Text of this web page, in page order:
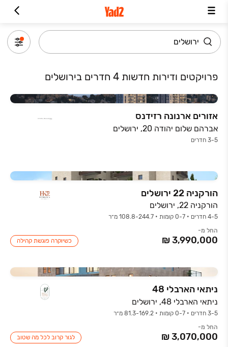
פרויקטים ודירות חדשות 4 חדרים בירושלים
אזורים ארנונה רזידנס
אברהם שלום יהודה 20, ירושלים
3-5 חדרים
הורקניה 22 ירושלים
הורקניה 22, ירושלים
4-5 חדרים • 0-7 קומות • 108.8-244.7 מ״ר
החל מ-
כשיוקרה פוגשת קהילה
ניתאי הארבלי 48
ניתאי הארבלי 48, ירושלים
3-5 חדרים • 0-7 קומות • 81.3-169.2 מ״ר
החל מ-
לגור קרוב לכל מה שטוב